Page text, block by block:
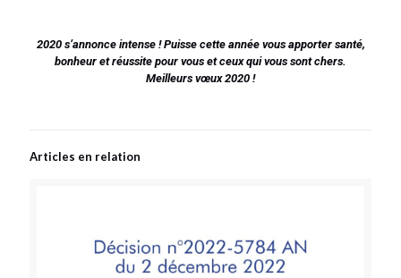
2020 s’annonce intense ! Puisse cette année vous apporter santé,
bonheur et réussite pour vous et ceux qui vous sont chers.
Meilleurs vœux 2020 !
Articles en relation